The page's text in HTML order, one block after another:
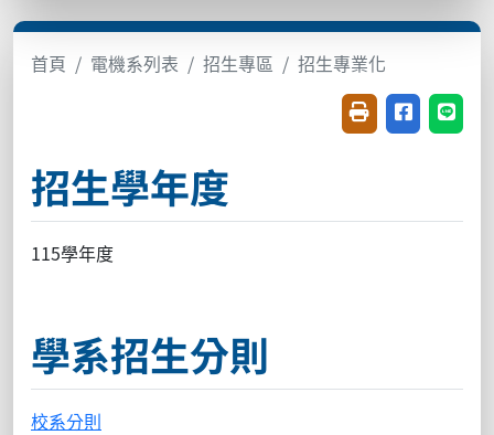
首頁 電機系列表 招生專區 招生專業化
友善列印(開新視
分享至臉書
分享
招生學年度
115學年度
學系招生分則
校系分則